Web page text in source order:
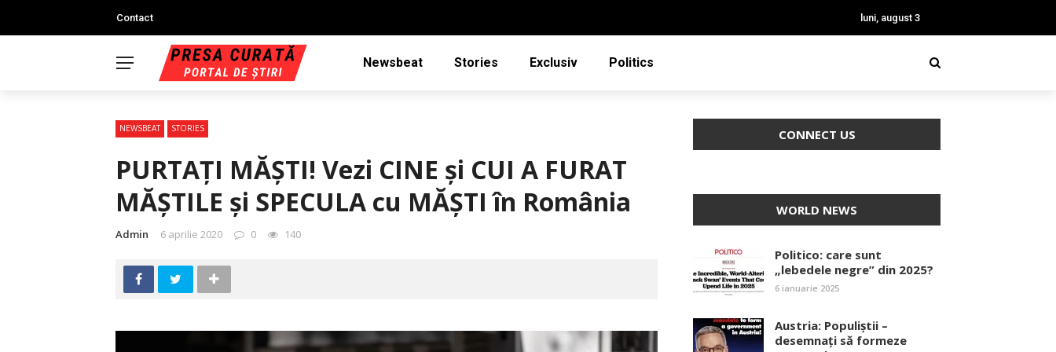
Contact luni, august 3
Newsbeat Stories Exclusiv Politics
NEWSBEAT STORIES
PURTAŢI MĂŞTI! Vezi CINE şi CUI A FURAT
MĂŞTILE şi SPECULA cu MĂŞTI în România
Admin 6 aprilie 2020 0 140
CONNECT US
WORLD NEWS
Politico: care sunt
„lebedele negre” din 2025?
6 ianuarie 2025
Austria: Populiștii –
desemnați să formeze